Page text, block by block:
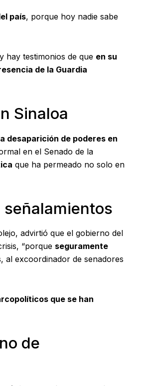
país, porque hoy nadie sabe
hay testimonios de que en su
de la Guardia
Sinaloa
desaparición de poderes en
en el Senado de la
que ha permeado no solo en
advirtió que el gobierno del
“porque seguramente
al excoordinador de senadores
que se han
de